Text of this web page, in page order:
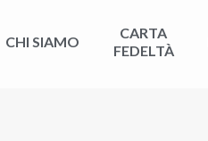
CHI SIAMO
CARTA
FEDELTÀ